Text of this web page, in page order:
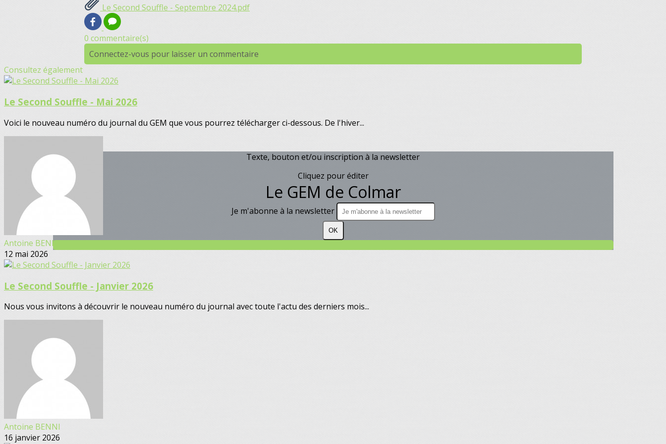
Texte, bouton et/ou inscription à la newsletter
Cliquez pour éditer
Le GEM de Colmar
Je m'abonne à la newsletter
OK
Le Second Souffle - Septembre 2024.pdf
0 commentaire(s)
Connectez-vous pour laisser un commentaire
Consultez également
Le Second Souffle - Mai 2026
Voici le nouveau numéro du journal du GEM que vous pourrez télécharger ci-dessous. De l'hiver...
Antoine BENNI
12 mai 2026
Le Second Souffle - Janvier 2026
Nous vous invitons à découvrir le nouveau numéro du journal avec toute l'actu des derniers mois...
Antoine BENNI
16 janvier 2026